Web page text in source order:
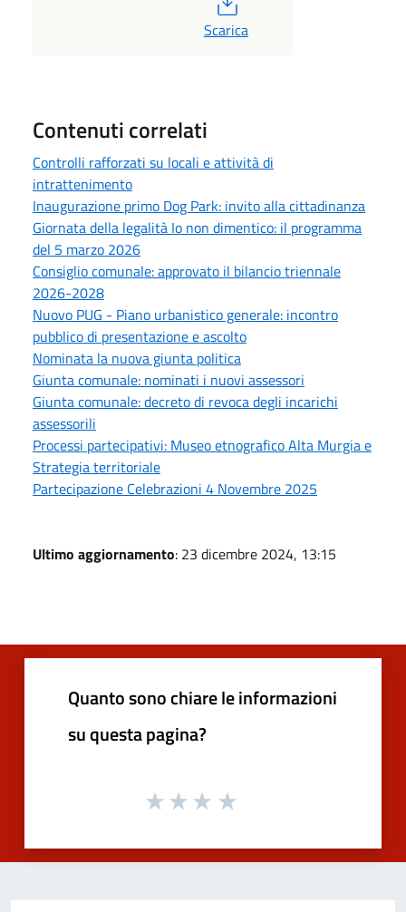
Scarica
Contenuti correlati
Controlli rafforzati su locali e attività di
intrattenimento
Inaugurazione primo Dog Park: invito alla cittadinanza
Giornata della legalità Io non dimentico: il programma
del 5 marzo 2026
Consiglio comunale: approvato il bilancio triennale
2026-2028
Nuovo PUG - Piano urbanistico generale: incontro
pubblico di presentazione e ascolto
Nominata la nuova giunta politica
Giunta comunale: nominati i nuovi assessori
Giunta comunale: decreto di revoca degli incarichi
assessorili
Processi partecipativi: Museo etnografico Alta Murgia e
Strategia territoriale
Partecipazione Celebrazioni 4 Novembre 2025
Ultimo aggiornamento: 23 dicembre 2024, 13:15
Quanto sono chiare le informazioni
su questa pagina?